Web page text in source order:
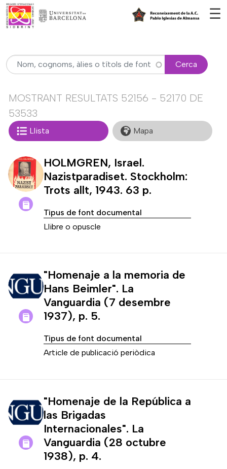
☰
Cerca
MOSTRANT RESULTATS 52156 - 52170 DE
53533
Llista Mapa
HOLMGREN, Israel.
Nazistparadiset. Stockholm:
Trots allt, 1943. 63 p.
Tipus de font documental
Llibre o opuscle
"Homenaje a la memoria de
Hans Beimler". La
Vanguardia (7 desembre
1937), p. 5.
Tipus de font documental
Article de publicació periòdica
"Homenaje de la República a
las Brigadas
Internacionales". La
Vanguardia (28 octubre
1938), p. 4.